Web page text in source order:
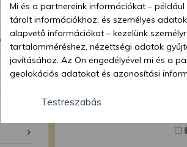
Mi és a partnereink információkat –
tárolt információkhoz, és személyes
alapvető információkat – kezelünk
tartalomméréshez, nézettségi adatok
javításához. Az Ön engedélyével mi és a
geolokációs adatokat és azonosítási
hozzájárulhat ahhoz, hogy mi és a
lehetőségként a hozzájárulás megadása
megváltoztathatja beállításait. Felhívjuk
feltétlenül szükséges az Ön
beállításai csak erre a weboldalra
Testreszabás